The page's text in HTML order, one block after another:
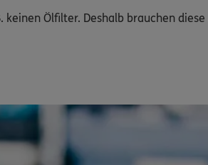
keinen Ölfilter. Deshalb brauchen